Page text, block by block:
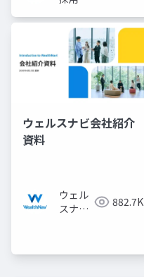
ウェルスナビ会社紹介
資料
ウェル
スナビ
882.7K